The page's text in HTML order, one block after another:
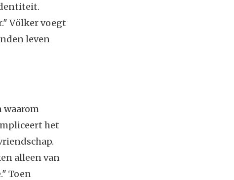
Völker voegt
leven
waarom
het
alleen van
Toen